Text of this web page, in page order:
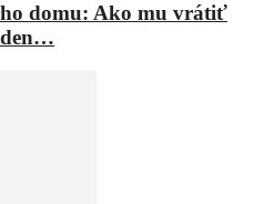
domu: Ako mu vrátiť